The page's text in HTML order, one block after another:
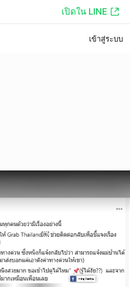
เปิดใน LINE
เข้าสู่ระบบ